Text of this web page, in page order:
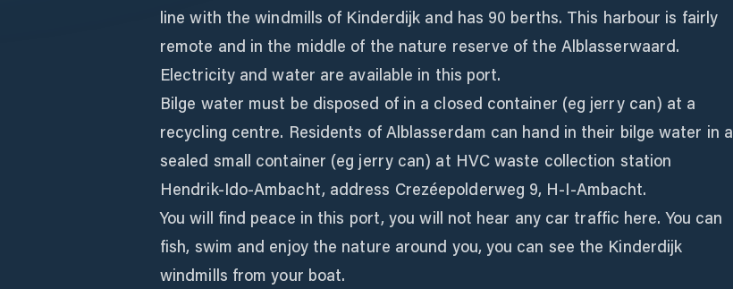
line with the windmills of Kinderdijk and has 90 berths. This harbour is fairly
remote and in the middle of the nature reserve of the Alblasserwaard.
Electricity and water are available in this port.
Bilge water must be disposed of in a closed container (eg jerry can) at a
recycling centre. Residents of Alblasserdam can hand in their bilge water in a
sealed small container (eg jerry can) at HVC waste collection station
Hendrik-Ido-Ambacht, address Crezéepolderweg 9, H-I-Ambacht.
You will find peace in this port, you will not hear any car traffic here. You can
fish, swim and enjoy the nature around you, you can see the Kinderdijk
windmills from your boat.